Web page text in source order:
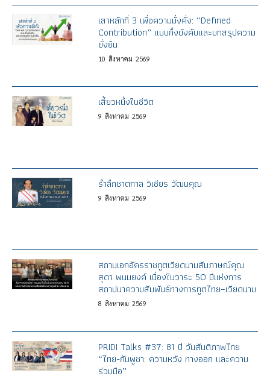
เสาหลักที่ 3 เพื่อความมั่งคั่ง: “Defined
Contribution” แบบกึ่งบังคับและบทสรุปความ
ยั่งยืน
10 สิงหาคม 2569
เสี้ยวหนึ่งในชีวิต
9 สิงหาคม 2569
รำลึกชาตกาล วิเชียร วัฒนคุณ
9 สิงหาคม 2569
สถานเอกอัครราชทูตเวียดนามสัมภาษณ์คุณ
สุดา พนมยงค์ เนื่องในวาระ 50 ปีแห่งการ
สถาปนาความสัมพันธ์ทางการทูตไทย–เวียดนาม
8 สิงหาคม 2569
PRIDI Talks #37: 81 ปี วันสันติภาพไทย
“ไทย-กัมพูชา: ความหวัง ทางออก และความ
ร่วมมือ”